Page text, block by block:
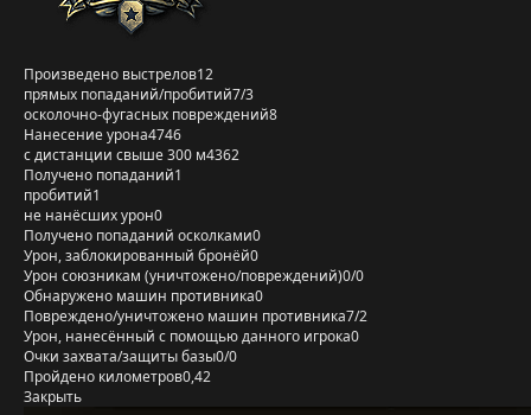
Произведено выстрелов12
прямых попаданий/пробитий7/3
осколочно-фугасных повреждений8
Нанесение урона4746
с дистанции свыше 300 м4362
Получено попаданий1
пробитий1
не нанёсших урон0
Получено попаданий осколками0
Урон, заблокированный бронёй0
Урон союзникам (уничтожено/повреждений)0/0
Обнаружено машин противника0
Повреждено/уничтожено машин противника7/2
Урон, нанесённый с помощью данного игрока0
Очки захвата/защиты базы0/0
Пройдено километров0,42
Закрыть